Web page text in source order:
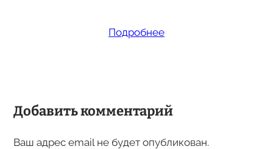
Подробнее
Добавить комментарий
Ваш адрес email не будет опубликован.